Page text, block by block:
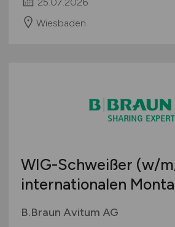
Wiesbaden
WIG-Schweißer (w/
internationalen
B.Braun Avitum AG